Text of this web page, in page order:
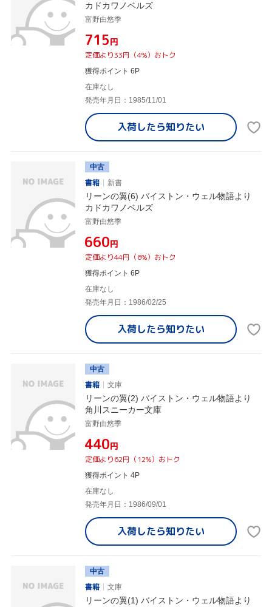
カドカワノベルズ
富野由悠季
¥715円
定価より33円（4%）おトク
獲得ポイント 6P
在庫なし
発売年月日：1985/11/01
入荷したら知りたい
中古
書籍
新書
リーンの翼(6) バイストン・ウェル物語より
カドカワノベルズ
富野由悠季
¥660円
定価より44円（6%）おトク
獲得ポイント 6P
在庫なし
発売年月日：1986/02/25
入荷したら知りたい
中古
書籍
文庫
リーンの翼(2) バイストン・ウェル物語より
角川スニーカー文庫
富野由悠季
¥440円
定価より62円（12%）おトク
獲得ポイント 4P
在庫なし
発売年月日：1986/09/01
入荷したら知りたい
中古
書籍
文庫
リーンの翼(1) バイストン・ウェル物語より